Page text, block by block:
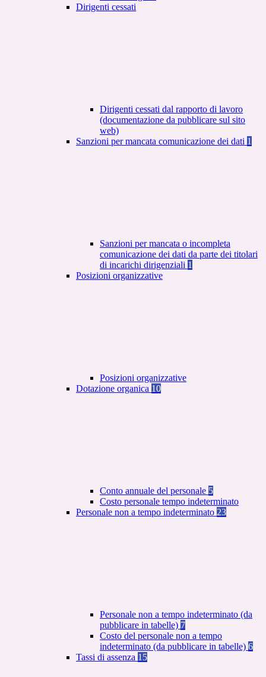
Dirigenti cessati
Dirigenti cessati dal rapporto di lavoro
(documentazione da pubblicare sul sito
web)
Sanzioni per mancata comunicazione dei dati 1
Sanzioni per mancata o incompleta
comunicazione dei dati da parte dei titolari
di incarichi dirigenziali 1
Posizioni organizzative
Posizioni organizzative
Dotazione organica 10
Conto annuale del personale 5
Costo personale tempo indeterminato
Personale non a tempo indeterminato 23
Personale non a tempo indeterminato (da
pubblicare in tabelle) 7
Costo del personale non a tempo
indeterminato (da pubblicare in tabelle) 6
Tassi di assenza 15